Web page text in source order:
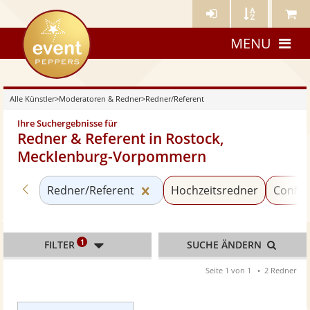
Künstler- Künstler Meine
eventpeppers
MENU
Alle Künstler>Moderatoren & Redner>Redner/Referent
Ihre Suchergebnisse für
Redner & Referent in Rostock,
Mecklenburg-Vorpommern
Zurück zu «Moderatoren & Redner»
Redner/Referent Kategorie «Redner/
Hochzeitsredner
FILTER 1 SUCHE ÄNDERN
Seite 1 von 1 2 Redner